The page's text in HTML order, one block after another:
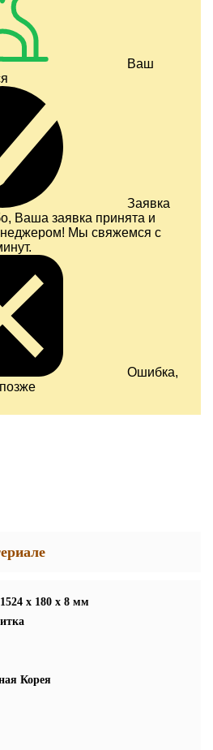
Ваш
Заявка
Ваша заявка принята и
Мы свяжемся с
Ошибка,
1524 x 180 x 8 мм
Корея